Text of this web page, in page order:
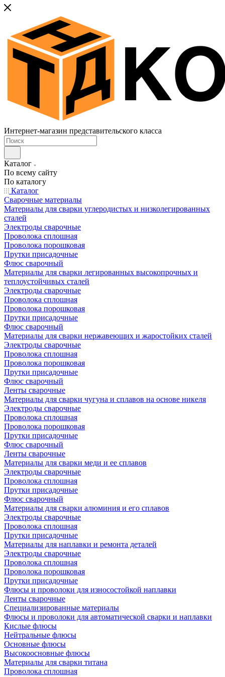
Интернет-магазин представительского класса
Каталог
По всему сайту
По каталогу
Каталог
Сварочные материалы
Материалы для сварки углеродистых и низколегированных
сталей
Электроды сварочные
Проволока сплошная
Проволока порошковая
Прутки присадочные
Флюс сварочный
Материалы для сварки легированных высокопрочных и
теплоустойчивых сталей
Электроды сварочные
Проволока сплошная
Проволока порошковая
Прутки присадочные
Флюс сварочный
Материалы для сварки нержавеющих и жаростойких сталей
Электроды сварочные
Проволока сплошная
Проволока порошковая
Прутки присадочные
Флюс сварочный
Ленты сварочные
Материалы для сварки чугуна и сплавов на основе никеля
Электроды сварочные
Проволока сплошная
Проволока порошковая
Прутки присадочные
Флюс сварочный
Ленты сварочные
Материалы для сварки меди и ее сплавов
Электроды сварочные
Проволока сплошная
Прутки присадочные
Флюс сварочный
Материалы для сварки алюминия и его сплавов
Электроды сварочные
Проволока сплошная
Прутки присадочные
Материалы для наплавки и ремонта деталей
Электроды сварочные
Проволока сплошная
Проволока порошковая
Прутки присадочные
Флюсы и проволоки для износостойкой наплавки
Ленты сварочные
Специализированные материалы
Флюсы и проволоки для автоматической сварки и наплавки
Кислые флюсы
Нейтральные флюсы
Основные флюсы
Высокоосновные флюсы
Материалы для сварки титана
Проволока сплошная